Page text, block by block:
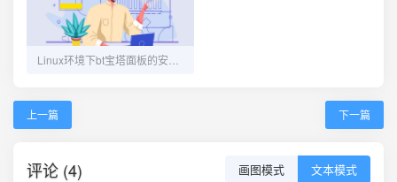
上一篇 下一篇
评论 (4) 画图模式 文本模式